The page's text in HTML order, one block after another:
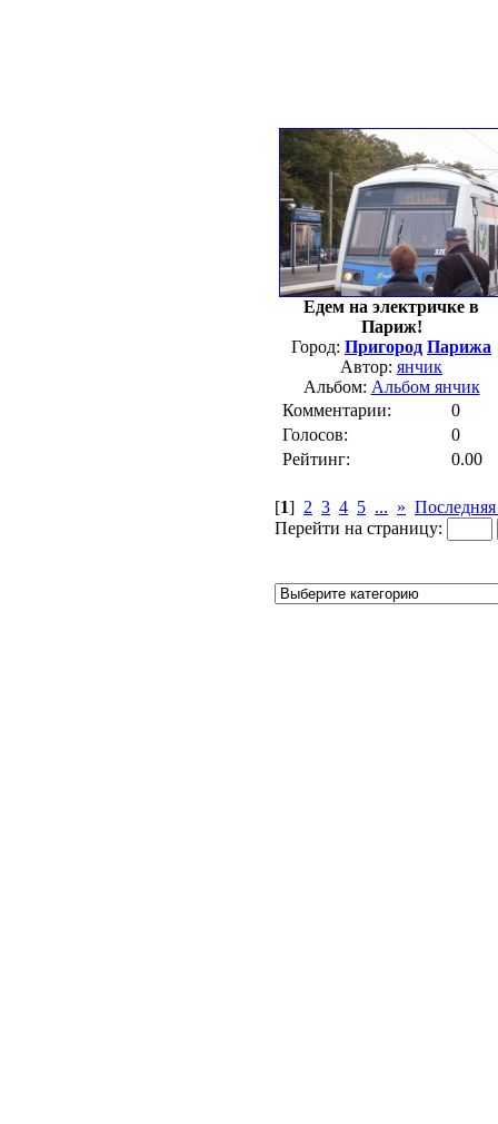
Едем на электричке в
Париж!
Город: Пригород Парижа
Автор: янчик
Альбом: Альбом янчик
Комментарии:
0
Голосов:
0
Рейтинг:
0.00
[1] 2 3 4 5 ... »
Перейти на страницу: